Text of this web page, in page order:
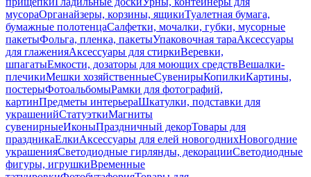
мусораОрганайзеры, корзины, ящикиТуалетная бумага,
бумажные полотенцаСалфетки, мочалки, губки, мусорные
пакетыФольга, пленка, пакетыУпаковочная тараАксессуары
для глаженияАксессуары для стиркиВеревки,
шпагатыЕмкости, дозаторы для моющих средствВешалки-
плечикиМешки хозяйственныеСувенирыКопилкиКартины,
постерыФотоальбомыРамки для фотографий,
картинПредметы интерьераШкатулки, подставки для
украшенийСтатуэткиМагниты
сувенирныеИконыПраздничный декорТовары для
праздникаЕлкиАксессуары для елей новогоднихНовогодние
украшенияСветодиодные гирлянды, декорацииСветодиодные
фигуры, игрушкиВременные